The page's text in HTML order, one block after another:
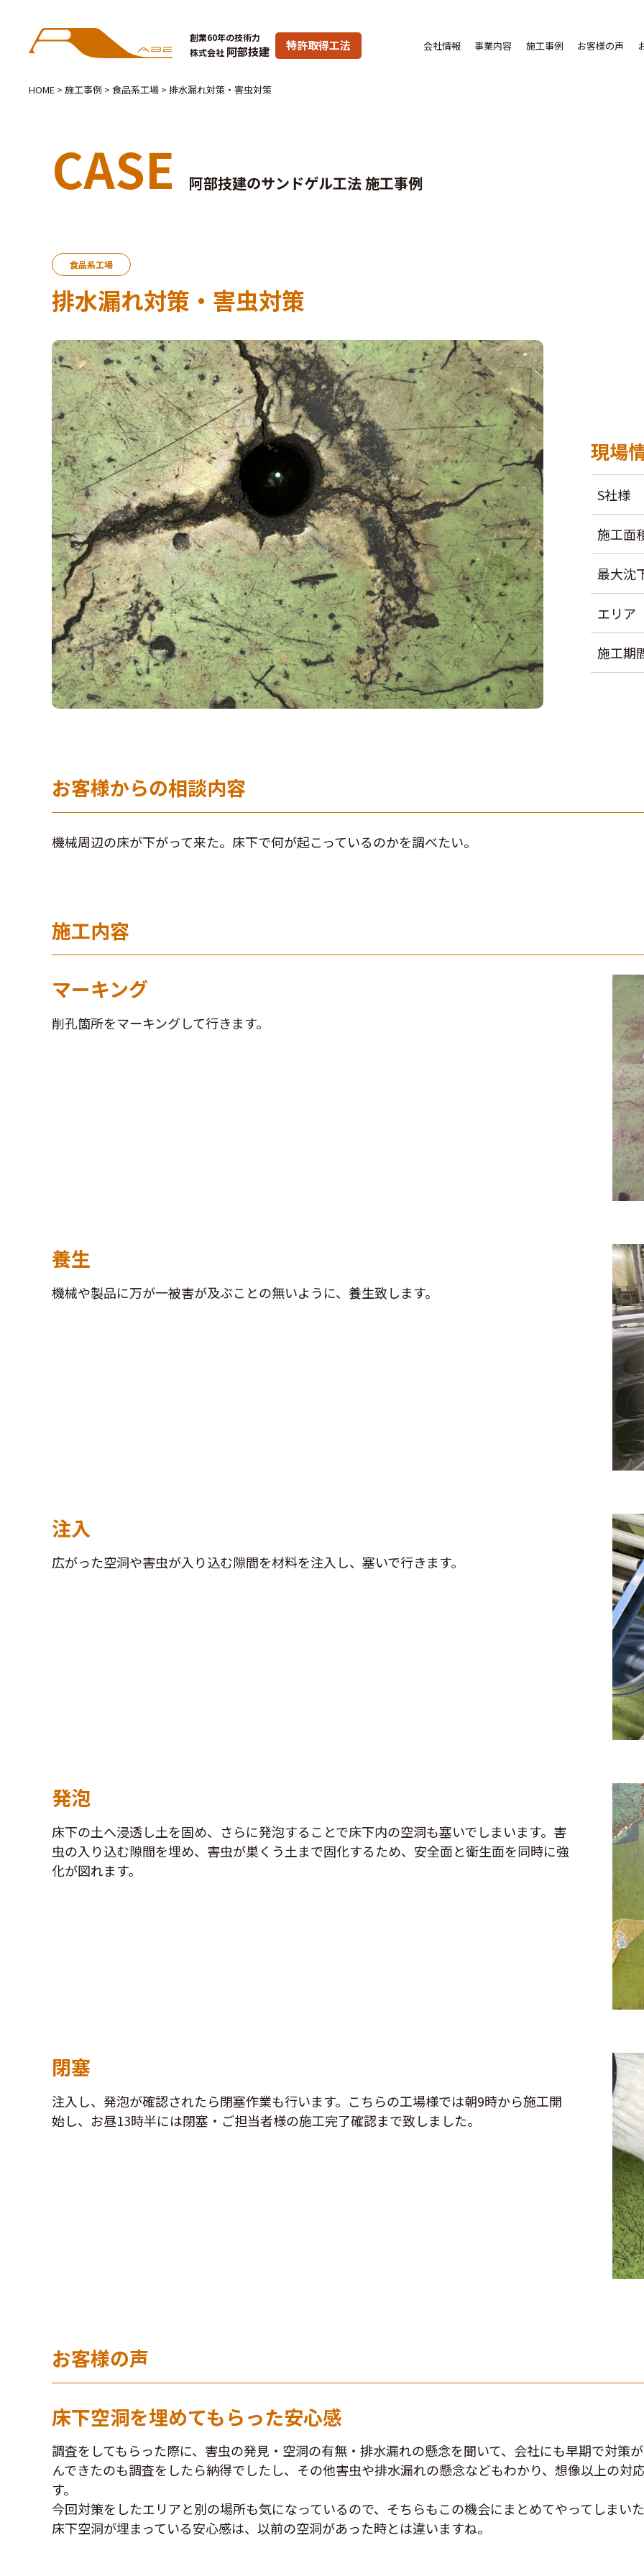
創業60年の技術力
株式会社 阿部技建 特許取得工法 会社情報 事業内容 施工事例 お客様の声
HOME > 施工事例 > 食品系工場 > 排水漏れ対策・害虫対策
CASE 阿部技建のサンドゲル工法 施工事例
食品系工場
排水漏れ対策・害虫対策
現場
S社様
施工面
最大沈
エリア
施工期
お客様からの相談内容
機械周辺の床が下がって来た。床下で何が起こっているのかを調べたい。
施工内容
マーキング
削孔箇所をマーキングして行きます。
養生
機械や製品に万が一被害が及ぶことの無いように、養生致します。
注入
広がった空洞や害虫が入り込む隙間を材料を注入し、塞いで行きます。
発泡
床下の土へ浸透し土を固め、さらに発泡することで床下内の空洞も塞いでしまいます。害
虫の入り込む隙間を埋め、害虫が巣くう土まで固化するため、安全面と衛生面を同時に強
化が図れます。
閉塞
注入し、発泡が確認されたら閉塞作業も行います。こちらの工場様では朝9時から施工開
始し、お昼13時半には閉塞・ご担当者様の施工完了確認まで致しました。
お客様の声
床下空洞を埋めてもらった安心感
調査をしてもらった際に、害虫の発見・空洞の有無・排水漏れの懸念を聞いて、会社にも早期で対策
んできたのも調査をしたら納得でしたし、その他害虫や排水漏れの懸念などもわかり、想像以上の対
す。
今回対策をしたエリアと別の場所も気になっているので、そちらもこの機会にまとめてやってしまい
床下空洞が埋まっている安心感は、以前の空洞があった時とは違いますね。